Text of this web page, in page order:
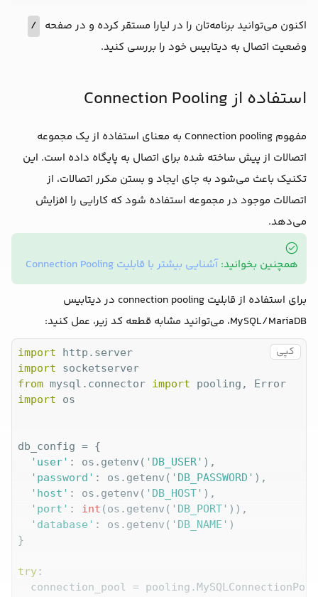
class RequestHandler (
def
      self.send_response(
200)
      <!DOCTYPE html>
      <html lang="en">
      <head>
          <meta charset="UTF-8">
          <title>connection status</title>
body {{ font-family: Arial,
.status {{ margin-top: 20%;
          </style>
      </head>
      <body>
      </body>
      </html>
      """
      self.wfile.write(html_content.encode(
with socketserver.TCPServer((
print( f"Serving on port {PORT}
اکنون می‌توانید برنامه‌تان را در لیارا مستقر کرده و در صفحه
/
وضعیت اتصال به دیتابیس خود را بررسی کنید.
استفاده از Connection Pooling
مفهوم Connection pooling به معنای استفاده از یک مجموعه
اتصالات از پیش ساخته شده برای اتصال به پایگاه داده است. این
تکنیک باعث می‌شود به جای ایجاد و بستن مکرر اتصالات، از
اتصالات موجود در مجموعه استفاده شود که کارایی را افزایش
می‌دهد.
همچنین بخوانید:آشنایی بیشتر با قابلیت Connection Pooling
برای استفاده از قابلیت connection pooling در دیتابیس
MySQL/MariaDB، می‌توانید مشابه قطعه کد زیر، عمل کنید:
کپی import
http.server
import
socketserver
from mysql.connector import
pooling, Error
import os
db_config = {
'user' : os.getenv( 'DB_USER' ),
'password' : os.getenv( 'DB_PASSWORD' ),
'host' : os.getenv( 'DB_HOST' ),
'port' : int (os.getenv( 'DB_PORT' )),
'database' : os.getenv( 'DB_NAME' )
}
try:
connection_pool =